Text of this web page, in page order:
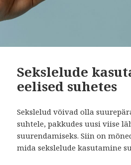
Sekslelude
eelised suhetes
Sekslelud võivad olla
suhtele, pakkudes uusi viise
suurendamiseks. Siin on
mida sekslelude kasutamine